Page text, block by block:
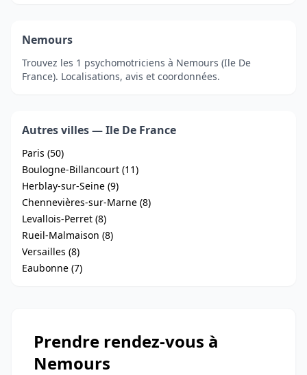
Nemours
Trouvez les 1 psychomotriciens à Nemours (Ile De
France). Localisations, avis et coordonnées.
Autres villes — Ile De France
Paris (50)
Boulogne-Billancourt (11)
Herblay-sur-Seine (9)
Chennevières-sur-Marne (8)
Levallois-Perret (8)
Rueil-Malmaison (8)
Versailles (8)
Eaubonne (7)
Prendre rendez-vous à
Nemours